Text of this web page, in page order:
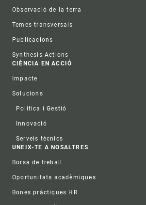
Observació de la terra
Temes transversals
Publicacions
Synthesis Actions
CIÈNCIA EN ACCIÓ
Impacte
Solucions
Política i Gestió
Innovació
Serveis tècnics
UNEIX-TE A NOSALTRES
Borsa de treball
Oportunitats acadèmiques
Bones pràctiques HR